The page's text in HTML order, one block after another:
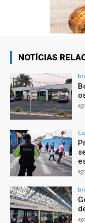
NOTÍCIAS